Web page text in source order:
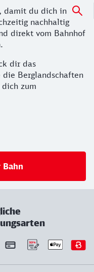
damit du dich in
nachhaltig
direkt vom Bahnhof
dir das
Berglandschaften
zum